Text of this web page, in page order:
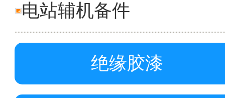
电站辅机备件
绝缘胶漆